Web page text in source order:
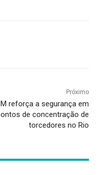
Próximo
reforça a segurança em
de concentração de
torcedores no Rio